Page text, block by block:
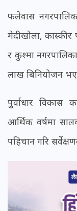
फलेवास
मेदीखोला, कास्की र
र कुश्मा
लाख बिनियोजन
पुुर्वाधार विकास
आर्थिक वर्षमा
पहिचान गरि